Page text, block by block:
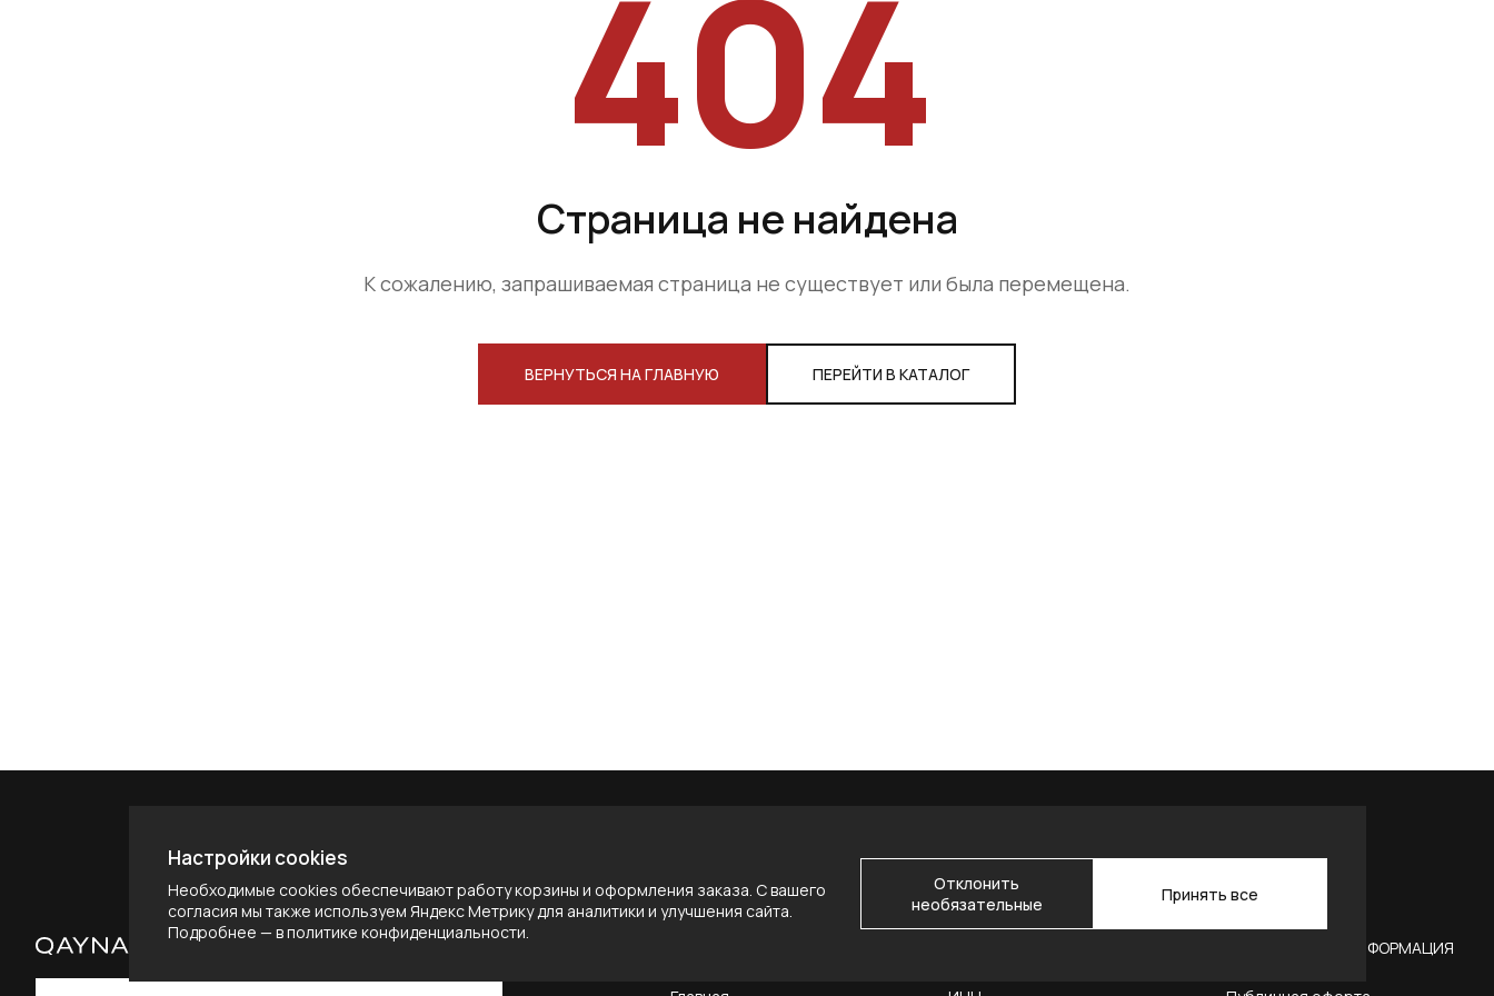
404
Страница не найдена
К сожалению, запрашиваемая страница не существует или была перемещена.
ВЕРНУТЬСЯ НА ГЛАВНУЮ ПЕРЕЙТИ В КАТАЛОГ
ЮРИДИЧЕСКАЯ ИНФОРМАЦИЯ
Настройки cookies
Необходимые cookies обеспечивают работу корзины и оформления заказа. С вашего
согласия мы также используем Яндекс Метрику для аналитики и улучшения сайта.
Подробнее — вполитике конфиденциальности.
Отклонить
необязательные
Принять все